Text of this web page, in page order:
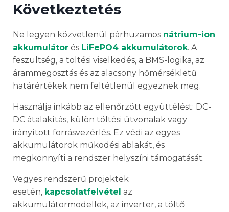
Következtetés
Ne legyen közvetlenül párhuzamos nátrium-ion
akkumulátor és LiFePO4 akkumulátorok. A
feszültség, a töltési viselkedés, a BMS-logika, az
árammegosztás és az alacsony hőmérsékletű
határértékek nem feltétlenül egyeznek meg.
Használja inkább az ellenőrzött együttélést: DC-
DC átalakítás, külön töltési útvonalak vagy
irányított forrásvezérlés. Ez védi az egyes
akkumulátorok működési ablakát, és
megkönnyíti a rendszer helyszíni támogatását.
Vegyes rendszerű projektek
esetén, kapcsolatfelvétel az
akkumulátormodellek, az inverter, a töltő